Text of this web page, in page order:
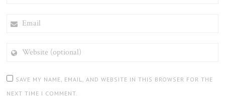
(OPTIONAL)
SAVE MY NAME, EMAIL, AND WEBSITE IN THIS BROWSER FOR THE
NEXT TIME I COMMENT.